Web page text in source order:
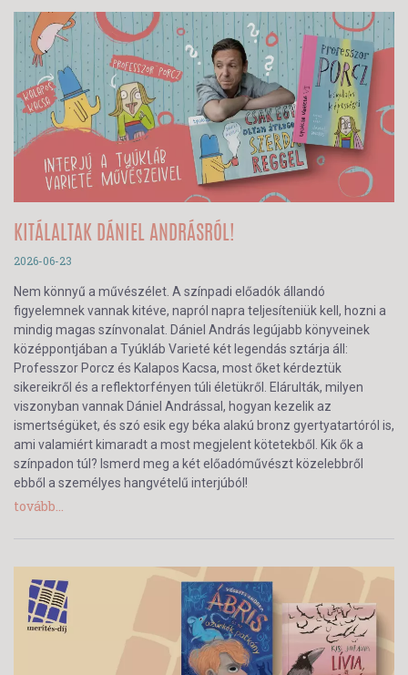
KITÁLALTAK DÁNIEL ANDRÁSRÓL!
2026-06-23
Nem könnyű a művészélet. A színpadi előadók állandó
figyelemnek vannak kitéve, napról napra teljesíteniük kell, hozni a
mindig magas színvonalat. Dániel András legújabb könyveinek
középpontjában a Tyúkláb Varieté két legendás sztárja áll:
Professzor Porcz és Kalapos Kacsa, most őket kérdeztük
sikereikről és a reflektorfényen túli életükről. Elárulták, milyen
viszonyban vannak Dániel Andrással, hogyan kezelik az
ismertségüket, és szó esik egy béka alakú bronz gyertyatartóról is,
ami valamiért kimaradt a most megjelent kötetekből. Kik ők a
színpadon túl? Ismerd meg a két előadóművészt közelebbről
ebből a személyes hangvételű interjúból!
tovább...